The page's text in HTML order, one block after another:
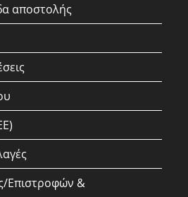
αποστολής
Επιστροφών &